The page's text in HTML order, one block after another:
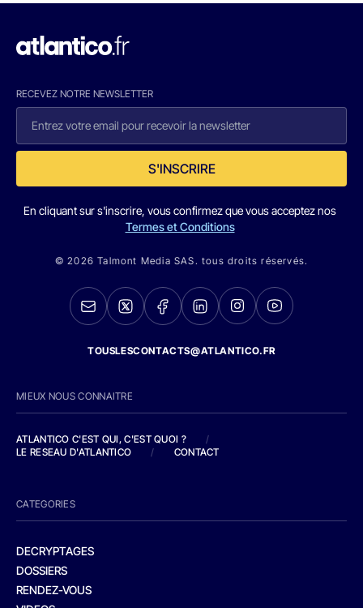
RECEVEZ NOTRE NEWSLETTER
S'INSCRIRE
En cliquant sur s'inscrire, vous confirmez que vous acceptez nos
Termes et Conditions
© 2026 Talmont Media SAS. tous droits réservés.
TOUSLESCONTACTS@ATLANTICO.FR
MIEUX NOUS CONNAITRE
ATLANTICO C'EST QUI, C'EST QUOI ?
/
LE RESEAU D'ATLANTICO
/ CONTACT
CATEGORIES
DECRYPTAGES
DOSSIERS
RENDEZ-VOUS